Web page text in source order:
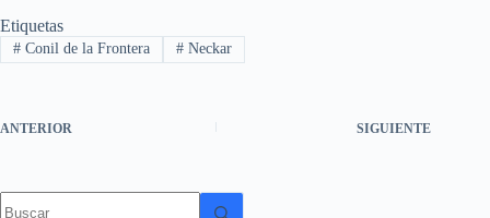
Etiquetas
#Conil de la Frontera #Neckar
ANTERIOR SIGUIENTE